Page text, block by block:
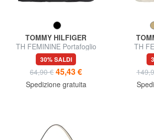
TOMMY HILFIGER
TH FEMININE Portafoglio
Donna
30% SALDI
64,90 € 45,43 €
Spedizione gratuita
TH